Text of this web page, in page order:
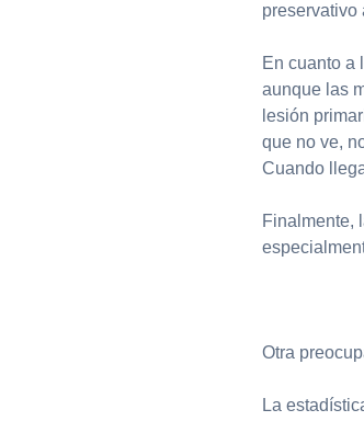
preservativo
En cuanto a
aunque las
lesión
que no ve,
Cuando
Finalmente,
Otra
La